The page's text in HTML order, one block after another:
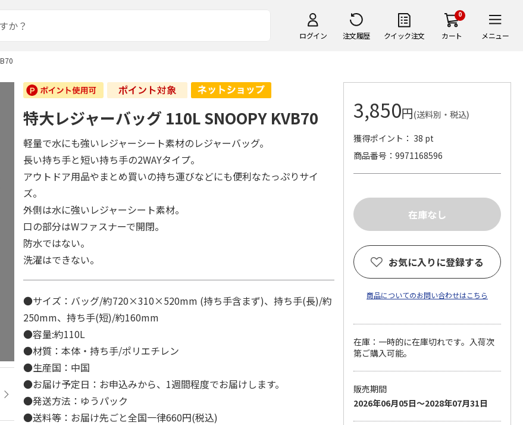
ログイン 注文履歴 クイック注文
0
カート メニュー
特大レジャーバッグ 110L SNOOPY KVB70
軽量で水にも強いレジャーシート素材のレジャーバッグ。
長い持ち手と短い持ち手の2WAYタイプ。
アウトドア用品やまとめ買いの持ち運びなどにも便利なたっぷりサイ
ズ。
外側は水に強いレジャーシート素材。
口の部分はWファスナーで開閉。
防水ではない。
洗濯はできない。
●サイズ：バッグ/約720×310×520mm (持ち手含まず)、持ち手(長)/約
250mm、持ち手(短)/約160mm
●容量:約110L
●材質：本体・持ち手/ポリエチレン
●生産国：中国
●お届け予定日：お申込みから、1週間程度でお届けします。
●発送方法：ゆうパック
●送料等：お届け先ごと全国一律660円(税込)
3,850円(送料別・税込)
獲得ポイント： 38 pt
商品番号
9971168596
お気に入りに登録する
商品についてのお問い合わせはこちら
在庫：一時的に在庫切れです。入荷次
第ご購入可能。
販売期間
2026年06月05日～2028年07月31日